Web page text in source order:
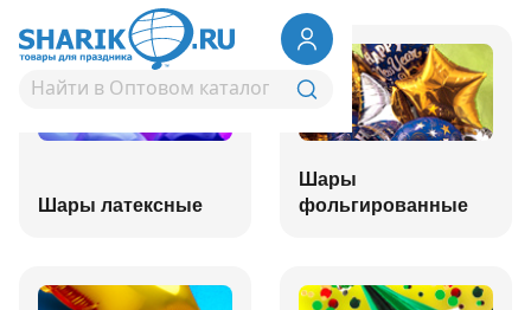
Шары латексные
Шары
фольгированные